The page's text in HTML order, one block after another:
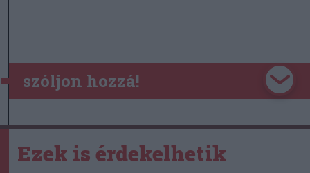
szóljon hozzá!
Ezek is érdekelhetik